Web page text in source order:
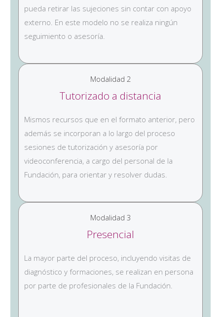
pueda retirar las sujeciones sin contar con apoyo
externo. En este modelo no se realiza ningún
seguimiento o asesoría.
Modalidad 2
Tutorizado a distancia
Mismos recursos que en el formato anterior, pero
además se incorporan a lo largo del proceso
sesiones de tutorización y asesoría por
videoconferencia, a cargo del personal de la
Fundación, para orientar y resolver dudas.
Modalidad 3
Presencial
La mayor parte del proceso, incluyendo visitas de
diagnóstico y formaciones, se realizan en persona
por parte de profesionales de la Fundación.